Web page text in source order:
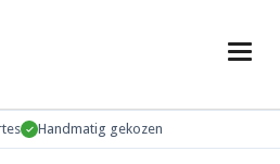
Handmatig gekozen